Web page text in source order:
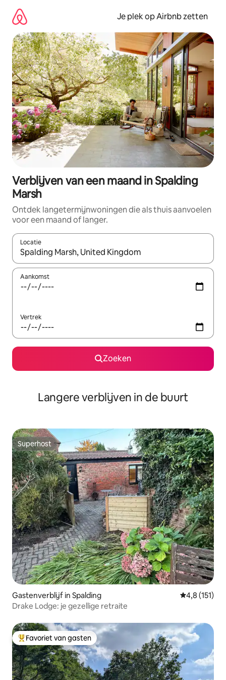
direct
naar
inhoud
Je plek op Airbnb zetten
Verblijven van een maand in Spalding
Marsh
Ontdek langetermijnwoningen die als thuis aanvoelen
voor een maand of langer.
Locatie
Wanneer er resultaten beschikbaar zijn, maak je een keuze
Aankomst
Vertrek
Zoeken
Langere verblijven in de buurt
Superhost
Superhost
Gastenverblijf in Spalding Gemiddelde
4,8 (151)
Drake Lodge: je gezellige retraite
Topfavoriet van gasten
Favoriet van gasten